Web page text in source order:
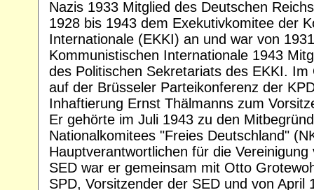
Nazis 1933 Mitglied des Deutschen
1928 bis 1943 dem Exekutivkomitee der
Internationale (EKKI) an und war von
Kommunistischen Internationale 1943
des Politischen Sekretariats des EKKI. Im
auf der Brüsseler Parteikonferenz der
Inhaftierung Ernst Thälmanns zum
Er gehörte im Juli 1943 zu den
Nationalkomitees "Freies Deutschland"
Hauptverantwortlichen für die
SED war er gemeinsam mit Otto
SPD, Vorsitzender der SED und von April